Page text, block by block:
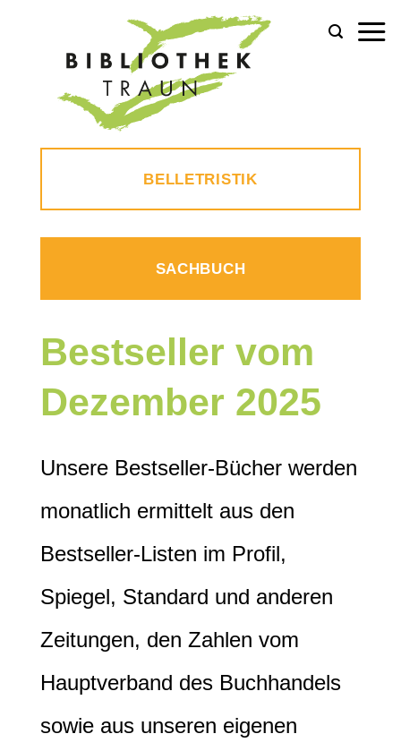
BELLETRISTIK
SACHBUCH
Bestseller vom
Dezember 2025
Unsere Bestseller-Bücher werden
monatlich ermittelt aus den
Bestseller-Listen im Profil,
Spiegel, Standard und anderen
Zeitungen, den Zahlen vom
Hauptverband des Buchhandels
sowie aus unseren eigenen